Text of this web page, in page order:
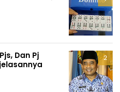
Dan Pj